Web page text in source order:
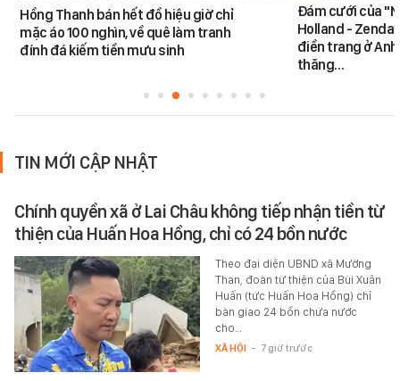
Hồng Thanh bán hết đồ hiệu giờ chỉ
mặc áo 100 nghìn, về quê làm tranh
đính đá kiếm tiền mưu sinh
Đám cưới của
Holland -
điền trang ở
thăng…
TIN MỚI CẬP NHẬT
Chính quyền xã ở Lai Châu không tiếp nhận tiền từ
thiện của Huấn Hoa Hồng, chỉ có 24 bồn nước
Theo đại diện UBND xã Mường
Than, đoàn từ thiện của Bùi Xuân
Huấn (tức Huấn Hoa Hồng) chỉ
bàn giao 24 bồn chứa nước
cho…
XÃ HỘI - 7 giờ trước